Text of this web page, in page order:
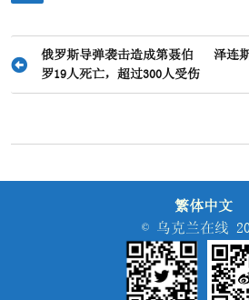
文
航
俄罗斯导弹袭击造成第聂伯
罗19人死亡，超过300人受伤
泽连
繁体中文
© 乌克兰在线